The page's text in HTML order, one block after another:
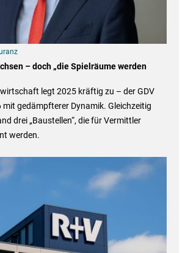
– doch „die Spielräume werden
legt 2025 kräftig zu – der GDV
mit gedämpfterer Dynamik. Gleichzeitig
drei „Baustellen“, die für Vermittler
werden.